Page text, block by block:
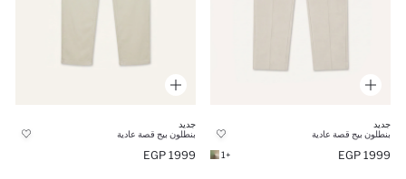
جديد
بنطلون بيج قصة عادية
1999 EGP
+1
جديد
بنطلون بيج قصة عادية
1999 EGP